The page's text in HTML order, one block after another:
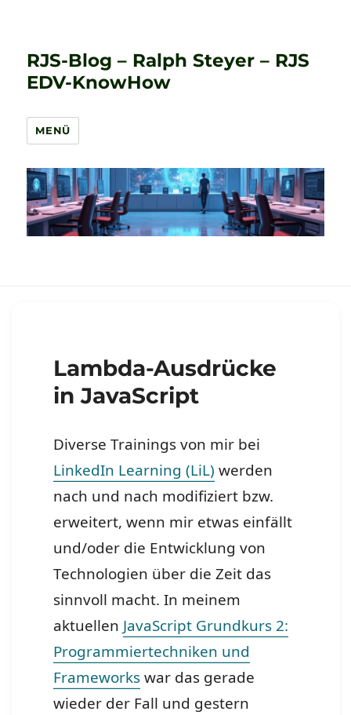
RJS-Blog – Ralph Steyer – RJS
EDV-KnowHow
MENÜ
Lambda-Ausdrücke
in JavaScript
Diverse Trainings von mir bei
LinkedIn Learning (LiL) werden
nach und nach modifiziert bzw.
erweitert, wenn mir etwas einfällt
und/oder die Entwicklung von
Technologien über die Zeit das
sinnvoll macht. In meinem
aktuellen JavaScript Grundkurs 2:
Programmiertechniken und
Frameworkswar das gerade
wieder der Fall und gestern